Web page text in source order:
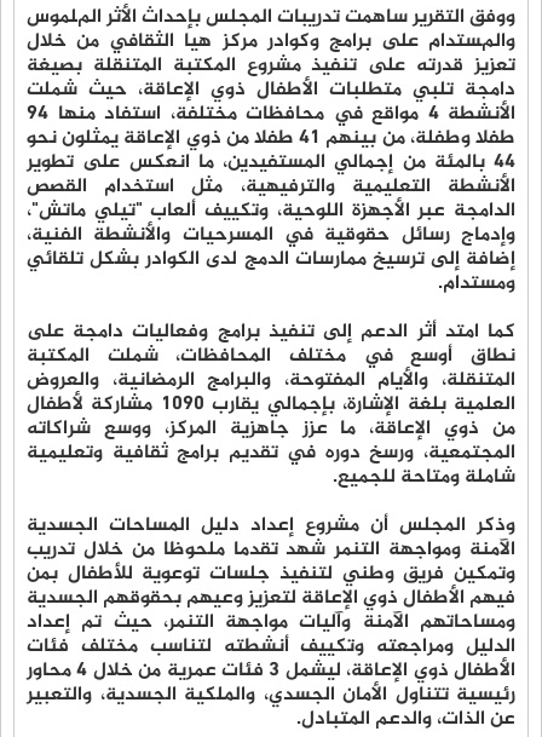
ووفق التقرير ساهمت ﺗﺪرﻳﺒﺎت اﻟﻤﺠﻠﺲ بإﺣﺪاث الأﺛﺮ المﻠﻤﻮس
والمﺴﺘﺪام ﻋﻠﻰ ﺑﺮاﻣﺞ وﻛﻮادر ﻣﺮﻛﺰ ﻫﻴﺎ اﻟﺜﻘﺎﻓﻲ ﻣﻦ ﺧﻼل
ﺗﻌﺰﻳﺰ ﻗﺪرﺗﻪ ﻋﻠﻰ ﺗﻨﻔﻴﺬ ﻣﺸﺮوع اﻟﻤﻜﺘﺒﺔ اﻟﻤﺘﻨﻘﻠﺔ ﺑﺼﻴﻐﺔ
داﻣﺠﺔ تلبي ﻣﺘﻄﻠﺒﺎت اﻷﻃﻔﺎل ذوي اﻹﻋﺎﻗﺔ، حيث شملت
اﻷﻧﺸﻄﺔ 4 ﻣﻮاﻗﻊ ﻓﻲ ﻣﺤﺎﻓﻈﺎت ﻣﺨﺘﻠﻔﺔ، اﺳﺘﻔﺎد ﻣﻨﻬﺎ 94
ﻃﻔﻼ وﻃﻔﻠﺔ، ﻣﻦ ﺑﻴﻨﻬﻢ 41 ﻃﻔﻼ ﻣﻦ ذوي اﻹﻋﺎﻗﺔ ﻳﻤﺜﻠﻮن ﻧﺤﻮ
44 بالمئة ﻣﻦ إﺟﻤﺎﻟﻲ اﻟﻤﺴﺘﻔﻴﺪﻳﻦ، ما اﻧﻌﻜﺲ على ﺗﻄﻮﻳﺮ
اﻷﻧﺸﻄﺔ اﻟﺘﻌﻠﻴﻤﻴﺔ واﻟﺘﺮﻓﻴﻬﻴﺔ، ﻣﺜﻞ اﺳﺘﺨﺪام اﻟﻘﺼﺺ
اﻟﺪاﻣﺠﺔ ﻋﺒﺮ اﻷﺟﻬﺰة اﻟﻠﻮﺣﻴﺔ، وﺗﻜﻴﻴﻒ أﻟﻌﺎب "ﺗﻴﻠﻲ ﻣﺎﺗﺶ"،
وإدﻣﺎج رﺳﺎﺋﻞ ﺣﻘﻮﻗﻴﺔ ﻓﻲ اﻟﻤﺴﺮﺣﻴﺎت واﻷﻧﺸﻄﺔ اﻟﻔﻨﻴﺔ،
إﺿﺎﻓﺔ إﻟﻰ ﺗﺮﺳﻴﺦ ﻣﻤﺎرﺳﺎت اﻟﺪﻣﺞ ﻟﺪى اﻟﻜﻮادر ﺑﺸﻜﻞ ﺗﻠﻘﺎﺋﻲ
وﻣﺴﺘﺪام.
ﻛﻤﺎ اﻣﺘﺪ أﺛﺮ اﻟﺪﻋﻢ إﻟﻰ ﺗﻨﻔﻴﺬ ﺑﺮاﻣﺞ وﻓﻌﺎﻟﻴﺎت داﻣﺠﺔ ﻋﻠﻰ
ﻧﻄﺎق أوﺳﻊ ﻓﻲ ﻣﺨﺘﻠﻒ اﻟﻤﺤﺎﻓﻈﺎت، ﺷﻤﻠﺖ اﻟﻤﻜﺘﺒﺔ
اﻟﻤﺘﻨﻘﻠﺔ، واﻷﻳﺎم اﻟﻤﻔﺘﻮﺣﺔ، واﻟﺒﺮاﻣﺞ اﻟﺮﻣﻀﺎﻧﻴﺔ، واﻟﻌﺮوض
اﻟﻌﻠﻤﻴﺔ ﺑﻠﻐﺔ اﻹﺷﺎرة، ﺑﺈﺟﻤﺎﻟﻲ ﻳﻘﺎرب 1090 ﻣﺸﺎرﻛﺔ ﻷﻃﻔﺎل
ﻣﻦ ذوي اﻹﻋﺎﻗﺔ، ما ﻋﺰز ﺟﺎﻫﺰﻳﺔ اﻟﻤﺮﻛﺰ، ووﺳﻊ ﺷﺮاﻛﺎﺗﻪ
اﻟﻤﺠﺘﻤﻌﻴﺔ، ورﺳﺦ دوره ﻓﻲ ﺗﻘﺪﻳﻢ ﺑﺮاﻣﺞ ﺛﻘﺎﻓﻴﺔ وﺗﻌﻠﻴﻤﻴﺔ
ﺷﺎﻣﻠﺔ وﻣﺘﺎﺣﺔ ﻟﻠﺠﻤﻴﻊ.
وذكر المجلس أن ﻣﺸﺮوع إﻋﺪاد دﻟﻴﻞ اﻟﻤﺴﺎﺣﺎت اﻟﺠﺴﺪﻳﺔ
اﻵﻣﻨﺔ وﻣﻮاﺟﻬﺔ اﻟﺘﻨﻤﺮ شهد ﺗﻘﺪﻣﺎ ﻣﻠﺤﻮﻇﺎ من خلال تدريب
وتمكين فريق وطني لتنفيذ جلسات توعوية للأطفال بمن
فيهم الأطفال ذوي الإعاقة لتعزيز وعيهم بحقوقهم الجسدية
ومساحاتهم الآمنة وآليات مواجهة التنمر، حيث ﺗﻢ إﻋﺪاد
اﻟﺪﻟﻴﻞ وﻣﺮاﺟﻌﺘﻪ وﺗﻜﻴﻴﻒ أﻧﺸﻄﺘﻪ ﻟﺘﻨﺎﺳﺐ ﻣﺨﺘﻠﻒ ﻓﺌﺎت
اﻷﻃﻔﺎل ذوي اﻹﻋﺎﻗﺔ، ليشمل 3 ﻓﺌﺎت ﻋﻤﺮﻳﺔ ﻣﻦ ﺧﻼل 4 ﻣﺤﺎور
رﺋﻴﺴﻴﺔ ﺗﺘﻨﺎول اﻷﻣﺎن اﻟﺠﺴﺪي، واﻟﻤﻠﻜﻴﺔ اﻟﺠﺴﺪﻳﺔ، واﻟﺘﻌﺒﻴﺮ
ﻋﻦ اﻟﺬات، واﻟﺪﻋﻢ اﻟﻤﺘﺒﺎدل.